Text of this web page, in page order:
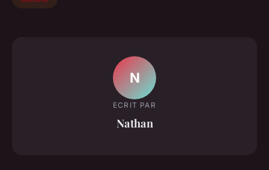
N
ECRIT PAR
Nathan